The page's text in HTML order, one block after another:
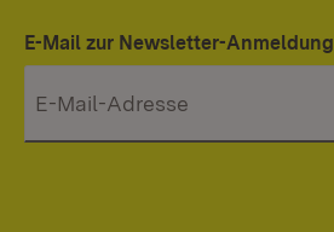
E-Mail zur Newsletter-Anmeldung